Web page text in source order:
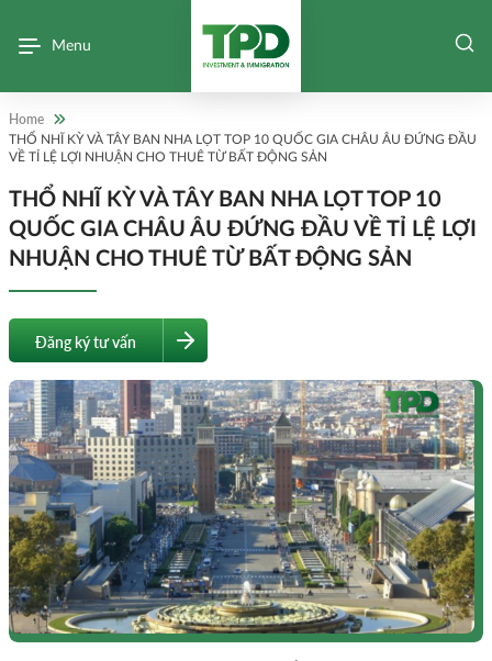
Menu
Home
THỔ NHĨ KỲ VÀ TÂY BAN NHA LỌT TOP 10 QUỐC GIA CHÂU ÂU ĐỨNG ĐẦU
VỀ TỈ LỆ LỢI NHUẬN CHO THUÊ TỪ BẤT ĐỘNG SẢN
THỔ NHĨ KỲ VÀ TÂY BAN NHA LỌT TOP 10
QUỐC GIA CHÂU ÂU ĐỨNG ĐẦU VỀ TỈ LỆ LỢI
NHUẬN CHO THUÊ TỪ BẤT ĐỘNG SẢN
Đăng ký tư vấn